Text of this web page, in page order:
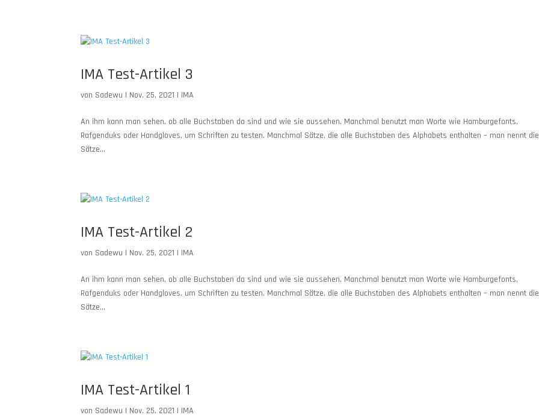
IMA Test-Artikel 3
von Sadewu | Nov. 25, 2021 | IMA
An ihm kann man sehen, ob alle Buchstaben da sind und wie sie aussehen. Manchmal benutzt man Worte wie Hamburgefonts,
Rafgenduks oder Handgloves, um Schriften zu testen. Manchmal Sätze, die alle Buchstaben des Alphabets enthalten – man nennt
Sätze...
IMA Test-Artikel 2
von Sadewu | Nov. 25, 2021 | IMA
An ihm kann man sehen, ob alle Buchstaben da sind und wie sie aussehen. Manchmal benutzt man Worte wie Hamburgefonts,
Rafgenduks oder Handgloves, um Schriften zu testen. Manchmal Sätze, die alle Buchstaben des Alphabets enthalten – man nennt
Sätze...
IMA Test-Artikel 1
von Sadewu | Nov. 25, 2021 | IMA